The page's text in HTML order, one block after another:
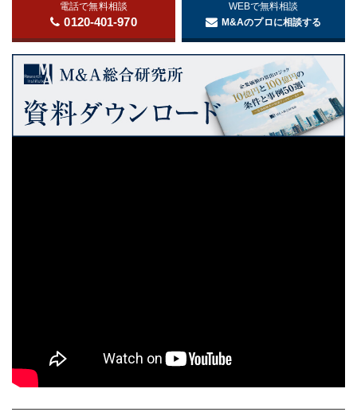
電話で無料相談
0120-401-970
WEBで無料相談
M&Aのプロに相談する